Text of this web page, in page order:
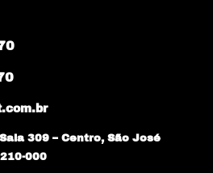
309 – Centro, São José
000